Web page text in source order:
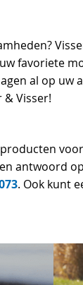
favoriete
al op uw
Visser!
voor
antwoord
. Ook kunt